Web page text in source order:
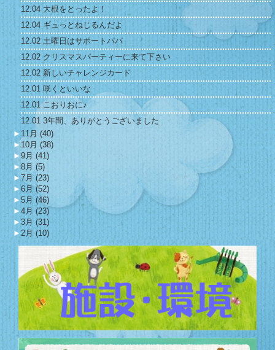
12.04 大根をとったよ！
12.04 ギュっとねじるんだよ
12.02 土曜日はサポートパパ
12.02 クリスマスパーティーに来て下さい
12.02 新しいチャレンジカード
12.01 咲くといいな
12.01 こおりおに♪
12.01 3年間、ありがとうございました
► 11月 (40)
► 10月 (38)
► 9月 (41)
► 8月 (5)
►7月 (23)
► 6月 (52)
► 5月 (46)
► 4月 (23)
► 3月 (31)
► 2月 (10)